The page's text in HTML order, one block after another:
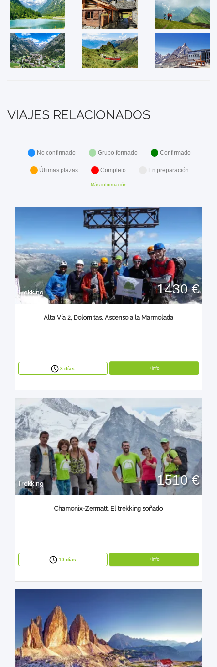
VIAJES RELACIONADOS
No confirmado Grupo formado Confirmado
Últimas plazas Completo En preparación
Más información
Trekking 1430 €
Alta Vía 2, Dolomitas. Ascenso a la Marmolada
8 días +info
Trekking 1510 €
Chamonix-Zermatt. El trekking soñado
10 días +info